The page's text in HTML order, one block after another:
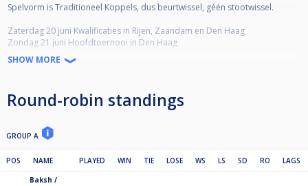
Spelvorm is Traditioneel Koppels, dus beurtwissel, géén stootwissel.
Zaterdag 20 juni Kwalificaties in Rijen, Zaandam en Den Haag
Zondag 21 juni Hoofdtoernooi in Den Haag
Zaterdag is geen dresscode, zondag hoofdtoernooi dresscode C.
dezelfde samenstelling inschrijven.
De kwalificaties worden gespeeld in poules van 4 teams. Uitgangspunt is
dat alle teams een gelijkwaardige kans hebben zich te kwalificeren. Binnen
willekeurige loting.
Hoofdtoernooi in Den Haag wordt gespeeld met 16 teams, Double KO.
SHOW MORE
Round-robin standings
GROUP A
POS NAME PLAYED WIN TIE LOSE WS LS SD RO LAGS
Baksh /